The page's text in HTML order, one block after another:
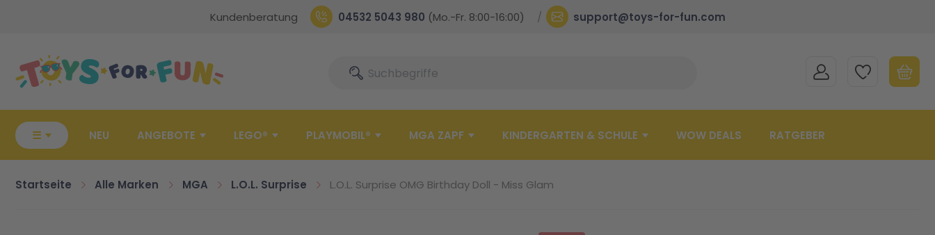
Kundenberatung 04532 5043 980 (Mo.-Fr. 8:00-16:00) support@toys-for-fun.com
SucheSuche MEIN KONTOMEINE WUNSCHLISTE
☰ NEU ANGEBOTE LEGO® PLAYMOBIL® MGA ZAPF KINDERGARTEN & SCHULE WOW DEALS RATGEBER
Startseite Alle Marken MGA L.O.L. Surprise L.O.L. Surprise OMG Birthday Doll - Miss Glam